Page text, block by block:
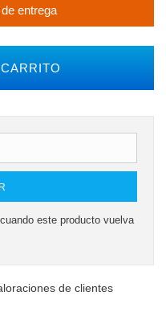
entrega
este producto vuelva
de clientes